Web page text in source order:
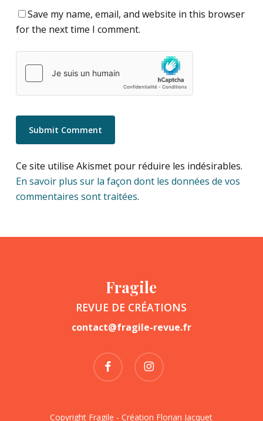
Save my name, email, and website in this browser
for the next time I comment.
Ce site utilise Akismet pour réduire les indésirables.
En savoir plus sur la façon dont les données de vos
commentaires sont traitées.
Fragile
REVUE DE CRÉATIONS
contact@fragile-revue.fr
facebook instagram
Copyright Fragile - Création Florian Jacquet